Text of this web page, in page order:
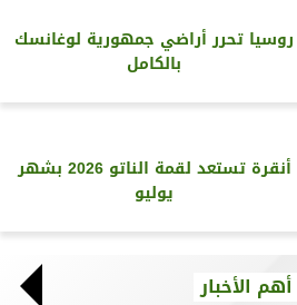
روسيا تحرر أراضي جمهورية لوغانسك
بالكامل
أنقرة تستعد لقمة الناتو 2026 بشهر
يوليو
أهم الأخبار